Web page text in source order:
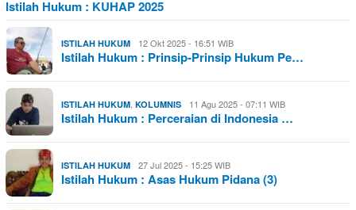
Istilah Hukum : KUHAP 2025
ISTILAH HUKUM 12 Okt 2025 - 16:51 WIB
Istilah Hukum : Prinsip-Prinsip Hukum Pe…
ISTILAH HUKUM, KOLUMNIS 11 Agu 2025 - 07:11 WIB
Istilah Hukum : Perceraian di Indonesia …
ISTILAH HUKUM 27 Jul 2025 - 15:25 WIB
Istilah Hukum : Asas Hukum Pidana (3)